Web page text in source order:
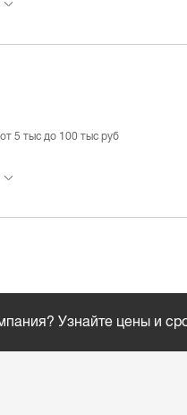
от 5 тыс до 100 тыс руб
Узнайте цены и